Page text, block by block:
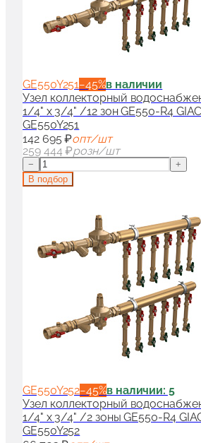
GE550Y251−45%в наличии
Узел коллекторный
1/4" x 3/4" /12 зон GE550-R4
GE550Y251
142 695 ₽опт/шт
259 444 ₽розн/шт
−
+
В подбор
GE550Y252−45%в наличии: 5
Узел коллекторный
1/4" x 3/4" /2 зоны GE550-R4
GE550Y252